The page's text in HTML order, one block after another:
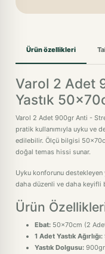
Ürün özellikleri
Varol 2 Adet
Yastık
Varol 2 Adet 900gr Anti -
pratik kullanımıyla uyku ve
edilebilir. Ölçü bilgisi
doğal temas hissi sunar.
Uyku konforunu destekleyen
daha düzenli ve daha keyifli
Ürün
Ebat: 50x70cm (2
1 Adet Yastık Ağırlığı:
Yastık Dolgusu: